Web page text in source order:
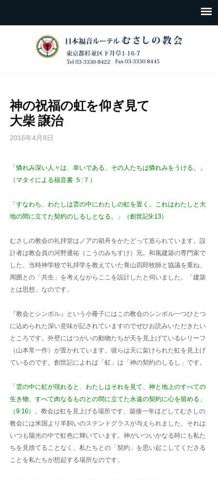
神の祝福の虹を仰ぎ見て
大柴 譲治
2016年4月8日
「憐れみ深い人々は、幸いである、その人たちは憐れみをうける。」
（マタイによる福音書 ５:７）
「すなわち、わたしは雲の中にわたしの虹を置く。これはわたしと大
地の間に立てた契約のしるしとなる。」（創世記9:13）
むさしの教会の礼拝堂はノアの箱舟をかたどって造られています。設
計者は教会員の河野通祐（こうのみちすけ）兄。和風建築の専門家で
した。当時神学校で礼拝学を教えていた青山四郎牧師と協議を重ね、
周囲との「共生」を考えながらここを設計したと伺いました。「建築
とは思想」なのです。
『教会とシンボル』という小冊子にはこの教会のシンボル一つひとつ
に込められた深い意味が記されていますのでぜひお読みいただきたい
ところです。外壁にはつがいの動物たちが天を見上げているレリーフ
（山本常一作）が置かれています。彼らは天に架けられた虹を見上げ
ているのです。創世記によれば「虹」は「神の契約のしるし」です。
「雲の中に虹が現れると、わたしはそれを見て、神と地上のすべての
生き物、すべて肉なるものとの間に立てた永遠の契約に心を留める」
（9:16） 。教会は虹を見上げる場所です。築後一年ほどしてむさしの
教会には米国より羊飼いのステンドグラスが与えられました。それは
いつも陽光の中で虹色に輝いています。神がいついかなる時にも私た
ちを見捨てることなく、私たちとの「契約」を思い起こしてくださる
ことを私たちが想起する場所なのです。